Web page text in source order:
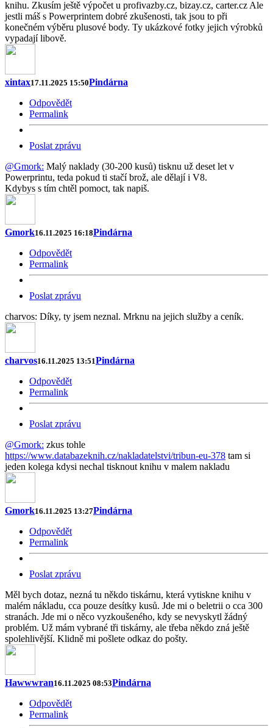
knihu. Zkusím ještě výpočet u profivazby.cz, bizay.cz, carter.cz Ale
jestli máš s Powerprintem dobré zkušenosti, tak jsou to při
konečném výběru plusové body. Ty ukázkové fotky jejich výrobků
vypadají libově.
xintax17.11.2025 15:50Pindárna
Odpovědět
Permalink
Poslat zprávu
@Gmork: Malý naklady (30-200 kusů) tisknu už deset let v
Powerprintu, teda pokud ti stačí brož, ale dělají i V8.
Kdybys s tím chtěl pomoct, tak napiš.
Gmork16.11.2025 16:18Pindárna
Odpovědět
Permalink
Poslat zprávu
charvos: Díky, ty jsem neznal. Mrknu na jejich služby a ceník.
charvos16.11.2025 13:51Pindárna
Odpovědět
Permalink
Poslat zprávu
@Gmork: zkus tohle
https://www.databazeknih.cz/nakladatelstvi/tribun-eu-378 tam si
jeden kolega kdysi nechal tisknout knihu v malem nakladu
Gmork16.11.2025 13:27Pindárna
Odpovědět
Permalink
Poslat zprávu
Měl bych dotaz, nezná tu někdo tiskárnu, která vytiskne knihu v
malém nákladu, cca pouze desítky kusů. Jde mi o beletrii o cca 300
stranách. Jde mi o něco vyzkoušeného, kdy se nevyskytl žádný
problém. Už mám vybrané tři tiskárny, ale třeba někdo zná ještě
spolehlivější. Klidně mi pošlete odkaz do pošty.
Hawwwran16.11.2025 08:53Pindárna
Odpovědět
Permalink